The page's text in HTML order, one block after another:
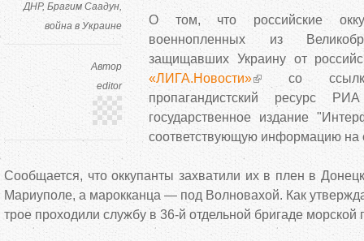
ДНР Брагим Саадун
война в Украине
Автор
editor
О том, что российские
военнопленных из
защищавших Украину от
«ЛИГА.Новости»
со
пропагандистский ресурс
государственное издание
соответствующую информацию на
Сообщается, что оккупанты захватили их в плен в
Мариуполе, а марокканца — под Волновахой. Как
трое проходили службу в 36-й отдельной бригаде морской